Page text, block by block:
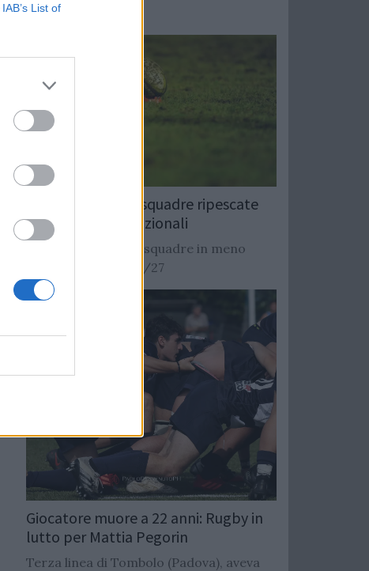
IAB’s List of
Rugby: Record di squadre ripescate
nei campionati nazionali
Si stimano oltre 20 squadre in meno
dalla stagione 2026/27
Giocatore muore a 22 anni: Rugby in
lutto per Mattia Pegorin
Terza linea di Tombolo (Padova), aveva